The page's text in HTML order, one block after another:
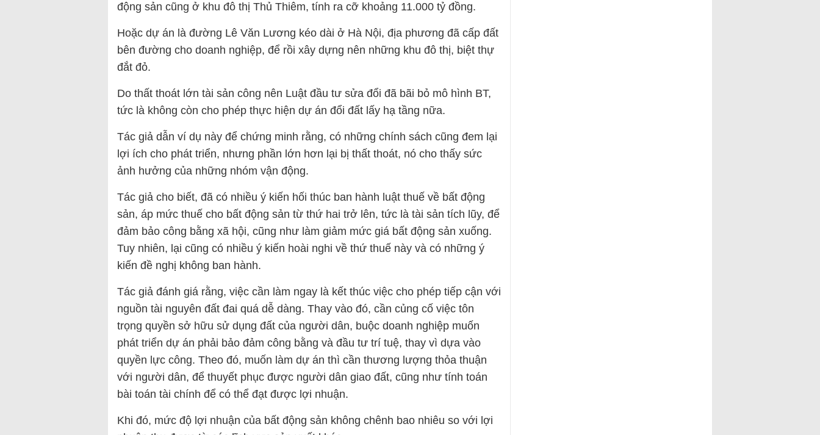
động sản cũng ở khu đô thị Thủ Thiêm, tính ra cỡ khoảng 11.000 tỷ đồng.
Hoặc dự án là đường Lê Văn Lương kéo dài ở Hà Nội, địa phương đã cấp đất
bên đường cho doanh nghiệp, để rồi xây dựng nên những khu đô thị, biệt thự
đắt đỏ.
Do thất thoát lớn tài sản công nên Luật đầu tư sửa đổi đã bãi bỏ mô hình BT,
tức là không còn cho phép thực hiện dự án đổi đất lấy hạ tầng nữa.
Tác giả dẫn ví dụ này để chứng minh rằng, có những chính sách cũng đem lại
lợi ích cho phát triển, nhưng phần lớn hơn lại bị thất thoát, nó cho thấy sức
ảnh hưởng của những nhóm vận động.
Tác giả cho biết, đã có nhiều ý kiến hối thúc ban hành luật thuế về bất động
sản, áp mức thuế cho bất động sản từ thứ hai trở lên, tức là tài sản tích lũy, để
đảm bảo công bằng xã hội, cũng như làm giảm mức giá bất động sản xuống.
Tuy nhiên, lại cũng có nhiều ý kiến hoài nghi về thứ thuế này và có những ý
kiến đề nghị không ban hành.
Tác giả đánh giá rằng, việc cần làm ngay là kết thúc việc cho phép tiếp cận với
nguồn tài nguyên đất đai quá dễ dàng. Thay vào đó, cần củng cố việc tôn
trọng quyền sở hữu sử dụng đất của người dân, buộc doanh nghiệp muốn
phát triển dự án phải bảo đảm công bằng và đầu tư trí tuệ, thay vì dựa vào
quyền lực công. Theo đó, muốn làm dự án thì cần thương lượng thỏa thuận
với người dân, để thuyết phục được người dân giao đất, cũng như tính toán
bài toán tài chính để có thể đạt được lợi nhuận.
Khi đó, mức độ lợi nhuận của bất động sản không chênh bao nhiêu so với lợi